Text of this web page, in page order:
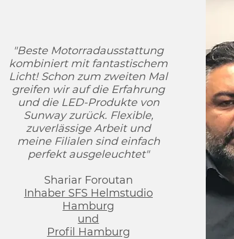
"Beste Motorradausstattung
kombiniert mit fantastischem
Licht! Schon zum zweiten Mal
greifen wir auf die Erfahrung
und die LED-Produkte von
Sunway zurück. Flexible,
zuverlässige Arbeit und
meine Filialen sind einfach
perfekt ausgeleuchtet"
Shariar Foroutan
Inhaber SFS Helmstudio
Hamburg
und
Profil Hamburg